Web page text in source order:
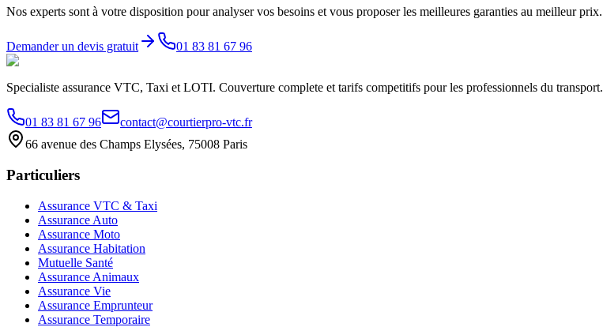
Nos experts sont à votre disposition pour analyser vos besoins et vous proposer les meilleures garanties au meilleur prix.
Demander un devis gratuit 01 83 81 67 96
Specialiste assurance VTC, Taxi et LOTI. Couverture complete et tarifs competitifs pour les professionnels du transport.
01 83 81 67 96
contact@courtierpro-vtc.fr
66 avenue des Champs Elysées, 75008 Paris
Particuliers
Assurance VTC & Taxi
Assurance Auto
Assurance Moto
Assurance Habitation
Mutuelle Santé
Assurance Animaux
Assurance Vie
Assurance Emprunteur
Assurance Temporaire